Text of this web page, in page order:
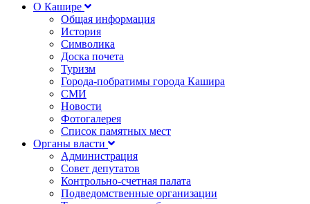
О Кашире
Общая информация
История
Символика
Доска почета
Туризм
Города-побратимы города Кашира
СМИ
Новости
Фотогалерея
Список памятных мест
Органы власти
Администрация
Совет депутатов
Контрольно-счетная палата
Подведомственные организации